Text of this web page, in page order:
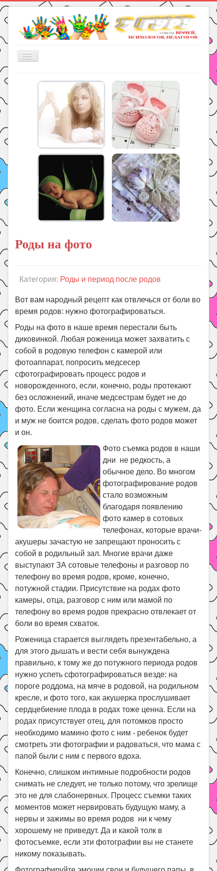
Включить/
Главная
Рукоделие
Подготовка к школе
Уроки
Праздники
Психология
Роды на фото
Категория: Роды и период после родов
Вот вам народный рецепт как отвлечься от боли во
время родов: нужно фотографироваться.
Роды на фото в наше время перестали быть
диковинкой. Любая роженица может захватить с
собой в родовую телефон с камерой или
фотоаппарат, попросить медсесер
сфотографировать процесс родов и
новорожденного, если, конечно, роды протекают
без осложнений, иначе медсестрам будет не до
фото. Если женщина согласна на роды с мужем, да
и муж не боится родов, сделать фото родов может
и он.
Фото съемка родов в наши
дни не редкость, а
обычное дело. Во многом
фотографирование родов
стало возможным
благодаря появлению
фото камер в сотовых
телефонах, которые врачи-
акушеры зачастую не запрещают проносить с
собой в родильный зал. Многие врачи даже
выступают ЗА сотовые телефоны и разговор по
телефону во время родов, кроме, конечно,
потужной стадии. Присутствие на родах фото
камеры, отца, разговор с ним или мамой по
телефону во время родов прекрасно отвлекает от
боли во время схваток.
Роженица старается выглядеть презентабельно, а
для этого дышать и вести себя вынуждена
правильно, к тому же до потужного периода родов
нужно успеть сфотографироваться везде: на
пороге роддома, на мяче в родовой, на родильном
кресле, и фото того, как акушерка прослушивает
сердцебиение плода в родах тоже ценна. Если на
родах присутствует отец, для потомков просто
необходимо мамино фото с ним - ребенок будет
смотреть эти фотографии и радоваться, что мама с
папой были с ним с первого вдоха.
Конечно, слишком интимные подробности родов
снимать не следует, не только потому, что зрелище
это не для слабонервных. Процесс съемки таких
моментов может нервировать будущую маму, а
нервы и зажимы во время родов ни к чему
хорошему не приведут. Да и какой толк в
фотосъемке, если эти фотографии вы не станете
никому показывать.